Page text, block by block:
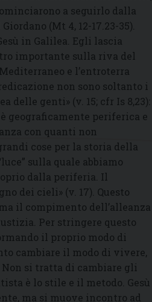
a seguirlo dalla
(Mt 4, 12-17.23-35).
in Galilea. Egli lascia
importante sulla riva del
e l’entroterra
non sono soltanto i
delle genti» (v. 15; cfr Is 8,23):
geograficamente periferica e
con quanti non
cose per la storia della
sulla quale abbiamo
dalla periferia. Il
dei cieli» (v. 17). Questo
il compimento dell’alleanza
Per stringere questo
il proprio modo di
cambiare il modo di vivere,
Non si tratta di cambiare gli
è lo stile e il metodo. Gesù
ma si muove incontro ad